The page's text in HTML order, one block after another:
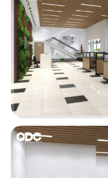
VĂN
SHP là dự án về
riêng cho ngành F&B
trong đó có không
theo phong